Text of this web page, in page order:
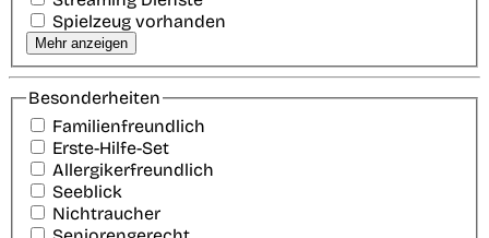
Spielzeug vorhanden
Mehr anzeigen
Besonderheiten
Familienfreundlich
Erste-Hilfe-Set
Allergikerfreundlich
Seeblick
Nichtraucher